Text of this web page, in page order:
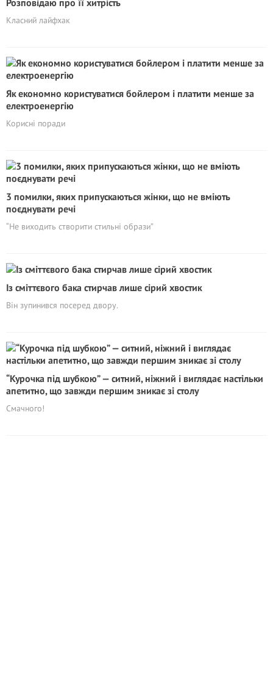
Розповідаю про її хитрість
Класний лайфхак
Як економно користуватися бойлером і платити менше за
електроенергію
Корисні поради
3 помилки, яких припускаються жінки, що не вміють
поєднувати речі
“Не виходить створити стильні образи”
Із сміттєвого бака стирчав лише сірий хвостик
Він зупинився посеред двору.
“Курочка під шубкою” — ситний, ніжний і виглядає настільки
апетитно, що завжди першим зникає зі столу
Смачного!